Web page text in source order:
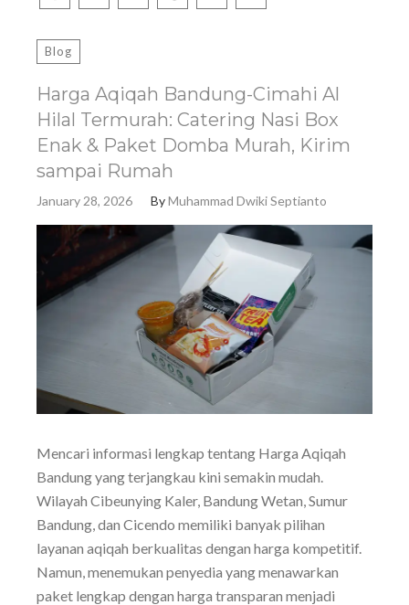
Blog
Harga Aqiqah Bandung-Cimahi Al
Hilal Termurah: Catering Nasi Box
Enak & Paket Domba Murah, Kirim
sampai Rumah
January 28, 2026 ByMuhammad Dwiki Septianto
Mencari informasi lengkap tentang Harga Aqiqah
Bandung yang terjangkau kini semakin mudah.
Wilayah Cibeunying Kaler, Bandung Wetan, Sumur
Bandung, dan Cicendo memiliki banyak pilihan
layanan aqiqah berkualitas dengan harga kompetitif.
Namun, menemukan penyedia yang menawarkan
paket lengkap dengan harga transparan menjadi